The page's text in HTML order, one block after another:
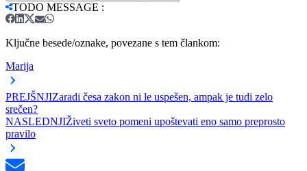
TODO MESSAGE :
Ključne besede/oznake, povezane s tem člankom:
Marija
PREJŠNJIZaradi česa zakon ni le uspešen, ampak je tudi zelo
srečen?
NASLEDNJIŽiveti sveto pomeni upoštevati eno samo preprosto
pravilo